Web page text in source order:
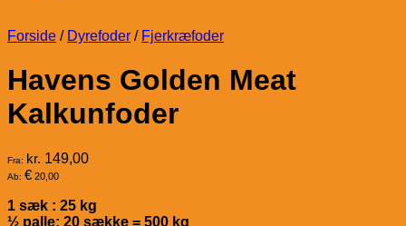
Forside / Dyrefoder / Fjerkræfoder
Havens Golden Meat
Kalkunfoder
Fra: kr. 149,00
Ab: € 20,00
1 sæk : 25 kg
½ palle: 20 sække = 500 kg